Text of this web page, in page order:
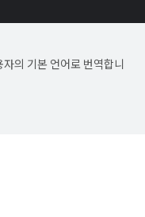
의 기본 언어로 번역합니